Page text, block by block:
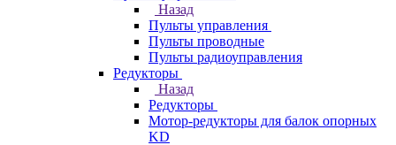
Назад
Пульты управления
Пульты проводные
Пульты радиоуправления
Редукторы
Назад
Редукторы
Мотор-редукторы для балок опорных
KD